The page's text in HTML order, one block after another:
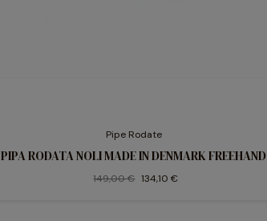
Pipe Rodate
PIPA RODATA NOLI MADE IN DENMARK FREEHAND
149,00 € 134,10 €